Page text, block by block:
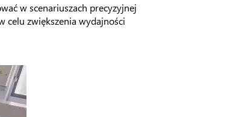
w scenariuszach precyzyjnej
celu zwiększenia wydajności